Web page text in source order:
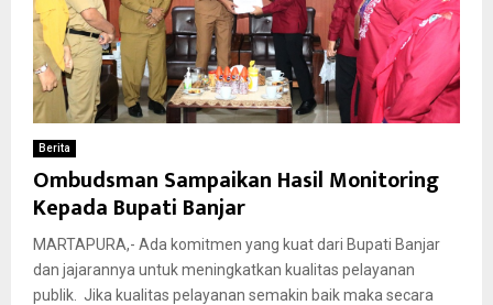
Berita
Ombudsman Sampaikan Hasil Monitoring
Kepada Bupati Banjar
MARTAPURA,- Ada komitmen yang kuat dari Bupati Banjar
dan jajarannya untuk meningkatkan kualitas pelayanan
publik. Jika kualitas pelayanan semakin baik maka secara